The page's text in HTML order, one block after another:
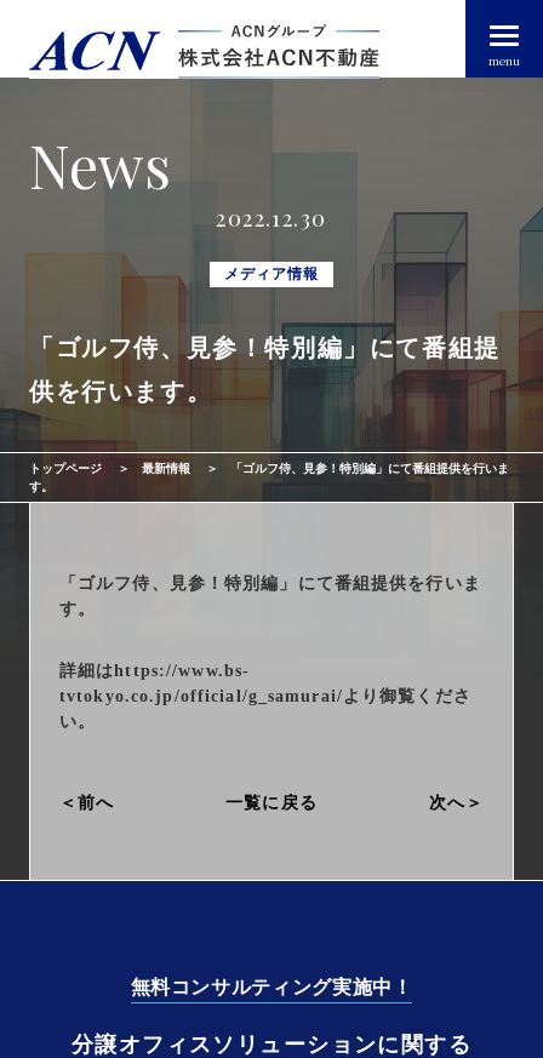
menu
経営者・法人のお客様
個人のお客様
トップページ arrow_right_alt
ACN不動産について
会社情報 arrow_right_alt
News
2022.12.30
メディア情報
「ゴルフ侍、見参！特別編」にて番組提
供を行います。
トップページ 最新情報
「ゴルフ侍、見参！特別編」にて番組提供を行いま
す。
「ゴルフ侍、見参！特別編」にて番組提供を行いま
す。
詳細はhttps://www.bs-
tvtokyo.co.jp/official/g_samurai/より御覧くださ
い。
前へ 一覧に戻る 次へ
無料コンサルティング実施中！
分譲オフィスソリューションに関する